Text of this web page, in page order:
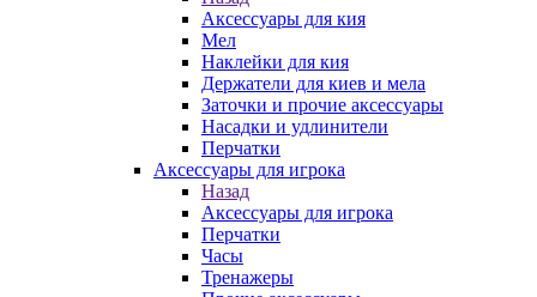
Аксессуары для кия
Мел
Наклейки для кия
Держатели для киев и мела
Заточки и прочие аксессуары
Насадки и удлинители
Перчатки
Аксессуары для игрока
Назад
Аксессуары для игрока
Перчатки
Часы
Тренажеры